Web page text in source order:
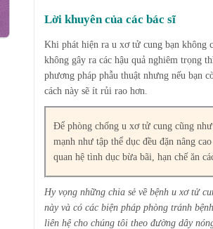
Lời khuyên của các bác sĩ
Khi phát hiện ra u xơ tử cung bạn không
không gây ra các hậu quả nghiêm trọng
phương pháp phẫu thuật nhưng nếu bạn
cách này sẽ ít rủi rao hơn.
Để phòng chống u xơ tử cung cũng
mạnh như tập thể dục đều đặn nâng
quan hệ tình dục bừa bãi, hạn chế ăn
Hy vọng những chia sẻ về bệnh u xơ tử
này và có các biện pháp phòng tránh
liên hệ cho chúng tôi theo đường dây